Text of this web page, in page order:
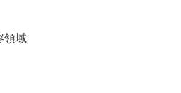
領域